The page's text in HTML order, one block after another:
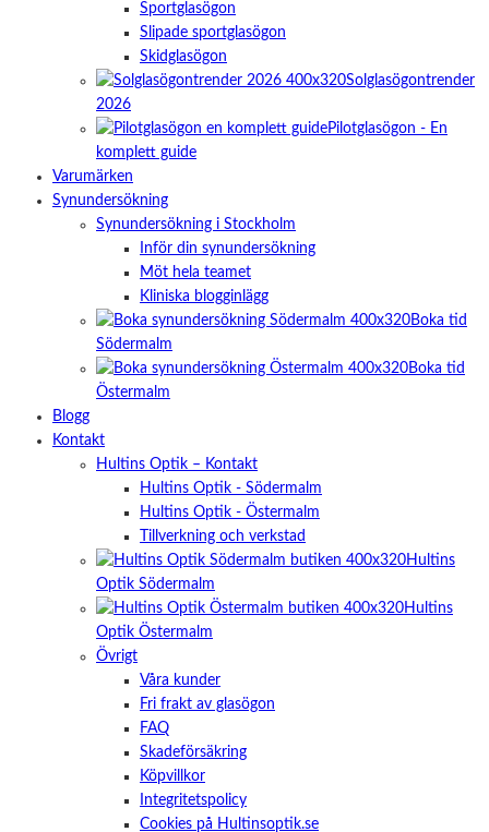
Sportglasögon
Slipade sportglasögon
Skidglasögon
Solglasögontrender
2026
Pilotglasögon - En
komplett guide
Varumärken
Synundersökning
Synundersökning i Stockholm
Inför din synundersökning
Möt hela teamet
Kliniska blogginlägg
Boka tid
Södermalm
Boka tid
Östermalm
Blogg
Kontakt
Hultins Optik – Kontakt
Hultins Optik - Södermalm
Hultins Optik - Östermalm
Tillverkning och verkstad
Hultins
Optik Södermalm
Hultins
Optik Östermalm
Övrigt
Våra kunder
Fri frakt av glasögon
FAQ
Skadeförsäkring
Köpvillkor
Integritetspolicy
Cookies på Hultinsoptik.se